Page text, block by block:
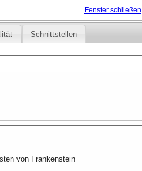
Fenster schließen
Schnittstellen
von Frankenstein